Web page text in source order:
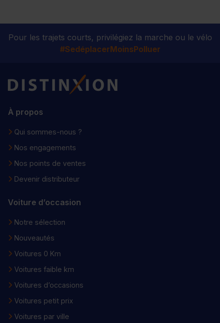
Pour les trajets courts, privilégiez la marche ou le vélo
#SedéplacerMoinsPolluer
Distinxion
À propos
Qui sommes-nous ?
Nos engagements
Nos points de ventes
Devenir distributeur
Voiture d’occasion
Notre sélection
Nouveautés
Voitures 0 Km
Voitures faible km
Voitures d’occasions
Voitures petit prix
Voitures par ville